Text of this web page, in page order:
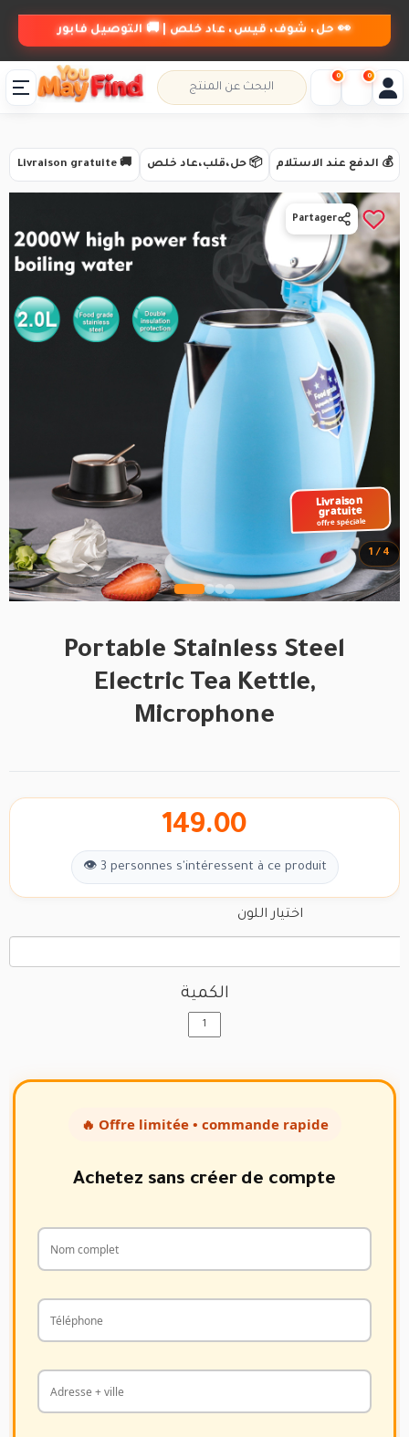
👀 حل، شوف، قيس، عاد خلص | 🚚 التوصيل فابور
Portable Stainless Steel
Electric Tea Kettle,
Microphone
🚚 Livraison gratuite 📦 حل،قلب،عاد خلص 💰 الدفع عند الاستلام
Livraison
gratuite
offre spéciale
1 / 4
Partager
149.00
👁 3 personnes s'intéressent à ce produit
اختيار اللون
الكمية
🔥 Offre limitée • commande rapide
Achetez sans créer de compte
0 0